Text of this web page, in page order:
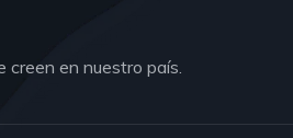
creen en nuestro país.